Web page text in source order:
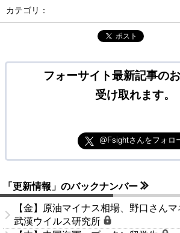
カテゴリ：
ポスト
フォーサイト最新記事の
受け取れます。
@Fsightさんをフォロ
「更新情報」のバックナンバー
【金】原油マイナス相場、野口さんマ
武漢ウイルス研究所